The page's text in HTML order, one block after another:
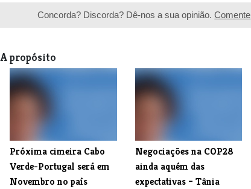
Concorda? Discorda? Dê-nos a sua opinião.Comente
A propósito
Próxima cimeira Cabo
Verde-Portugal será em
Novembro no país
​Negociações na COP28
ainda aquém das
expectativas – Tânia